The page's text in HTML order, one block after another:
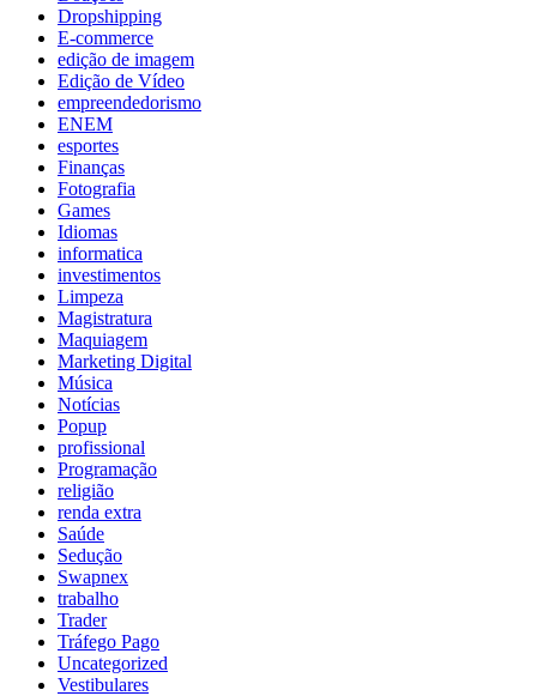
Dropshipping
E-commerce
edição de imagem
Edição de Vídeo
empreendedorismo
ENEM
esportes
Finanças
Fotografia
Games
Idiomas
informatica
investimentos
Limpeza
Magistratura
Maquiagem
Marketing Digital
Música
Notícias
Popup
profissional
Programação
religião
renda extra
Saúde
Sedução
Swapnex
trabalho
Trader
Tráfego Pago
Uncategorized
Vestibulares